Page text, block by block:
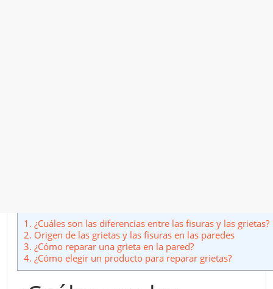
1. ¿Cuáles son las diferencias entre las fisuras y las grietas?
2. Origen de las grietas y las fisuras en las paredes
3. ¿Cómo reparar una grieta en la pared?
4. ¿Cómo elegir un producto para reparar grietas?